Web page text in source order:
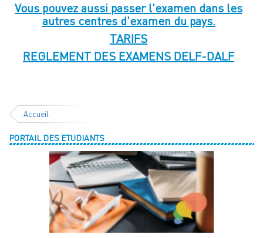
Vous pouvez aussi passer l'examen dans les
autres centres d'examen du pays.
TARIFS
REGLEMENT DES EXAMENS DELF-DALF
Accueil
PORTAIL DES ETUDIANTS